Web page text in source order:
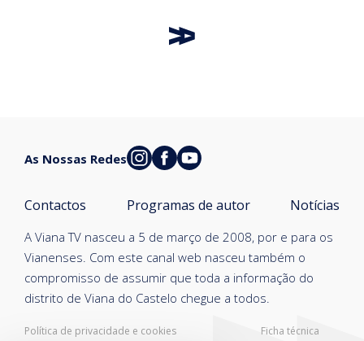
Política de privacidade e cookies
Ficha técnica
A Viana TV nasceu a 5 de março de 2008, por e para os
Vianenses. Com este canal web nasceu também o
compromisso de assumir que toda a informação do
distrito de Viana do Castelo chegue a todos.
Contactos Programas de autor Notícias
As Nossas Redes